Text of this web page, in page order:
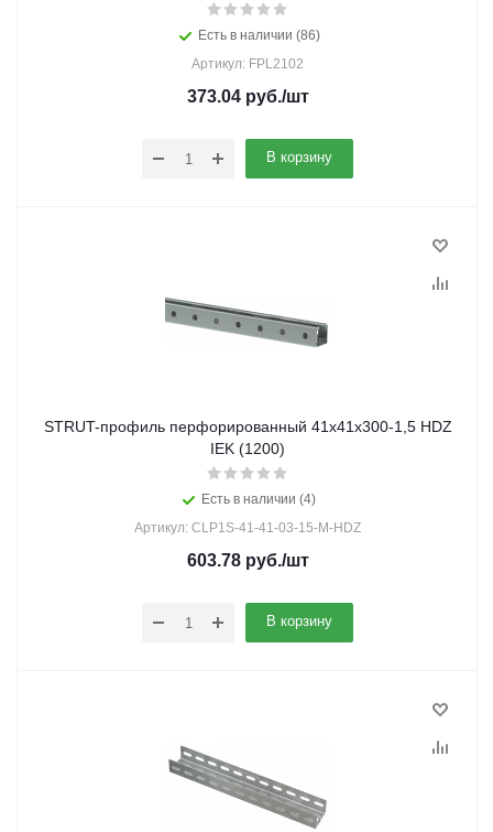
Есть в наличии (86)
Артикул: FPL2102
373.04руб./шт
В корзину
STRUT-профиль перфорированный 41x41х300-1,5 HDZ
IEK (1200)
Есть в наличии (4)
Артикул: CLP1S-41-41-03-15-M-HDZ
603.78руб./шт
В корзину